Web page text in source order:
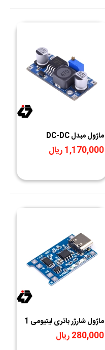
ماژول مبدل DC-DC
LM2596 کاهنده خروجی
1.23V-30V 3A
1,170,000 ریال
ماژول شارژر باتری لیتیومی 1
آمپر TP4056 دارای محافظ
با ورودی USB TYPE-C
280,000 ریال